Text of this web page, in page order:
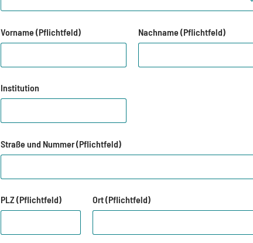
Vorname (Pflichtfeld) Nachname (Pflichtfeld)
Institution
Straße und Nummer (Pflichtfeld)
PLZ (Pflichtfeld) Ort (Pflichtfeld)